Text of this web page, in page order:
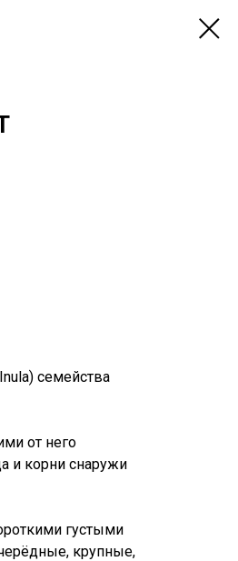
семейства
от него
и корни снаружи
густыми
крупные,